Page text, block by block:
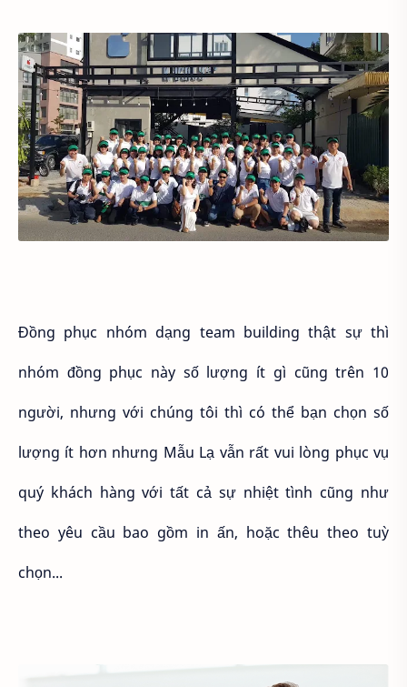
Đồng phục nhóm dạng team building thật sự thì
nhóm đồng phục này số lượng ít gì cũng trên 10
người, nhưng với chúng tôi thì có thể bạn chọn số
lượng ít hơn nhưng Mẫu Lạ vẫn rất vui lòng phục vụ
quý khách hàng với tất cả sự nhiệt tình cũng như
theo yêu cầu bao gồm in ấn, hoặc thêu theo tuỳ
chọn...